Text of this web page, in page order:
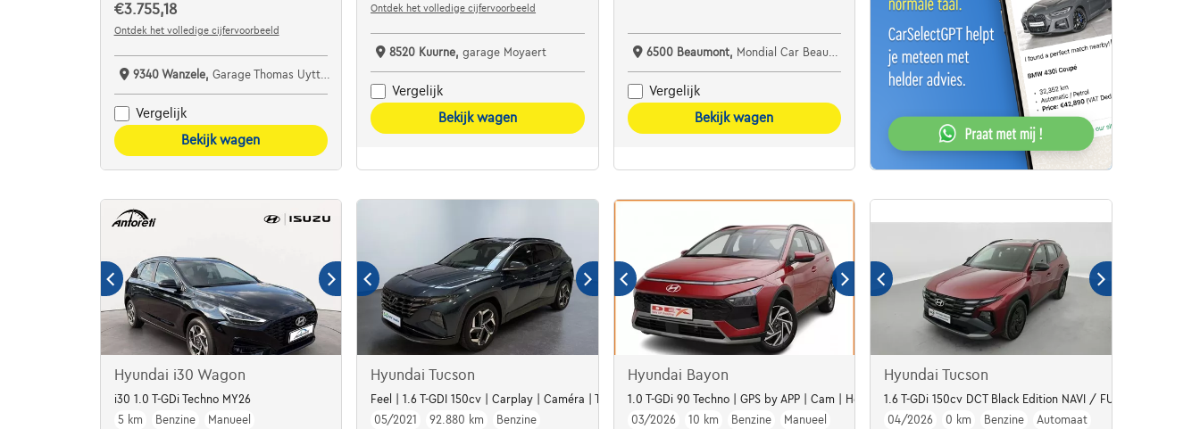
€3.755,18
Ontdek het volledige cijfervoorbeeld
9340 Wanzele, Garage Thomas Uyttendaele
Vergelijk
Bekijk wagen
Ontdek het volledige cijfervoorbeeld
8520 Kuurne,garage Moyaert
Vergelijk
Bekijk wagen
6500 Beaumont, Mondial Car Beaumont
Vergelijk
Bekijk wagen
Hyundai i30 Wagon
i30 1.0 T-GDi Techno MY26
5 km
Benzine
Manueel
Hyundai Tucson
Feel | 1.6 T-GDI 150cv | Carplay | Caméra | Toit ouvrant | Attelage
05/2021
92.880 km
Benzine
Hyundai Bayon
1.0 T-GDi 90 Techno | GPS by APP | Cam | Heated Seats | LED
03/2026
10 km Benzine
Manueel
Hyundai Tucson
1.6 T-GDi 150cv DCT Black Edition NAVI / FULL LED /
04/2026
0 km Benzine Automaat